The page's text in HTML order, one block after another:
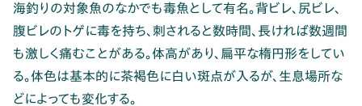
海釣りの対象魚のなかでも毒魚として有名。背ビレ、尻ビレ、
腹ビレのトゲに毒を持ち、刺されると数時間、長ければ数週間
も激しく痛むことがある。体高があり、扁平な楕円形をしてい
る。体色は基本的に茶褐色に白い斑点が入るが、生息場所な
どによっても変化する。